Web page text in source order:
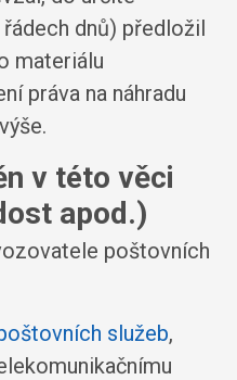
dnů) předložil
materiálu
práva na náhradu
v této věci
apod.)
poštovních
služeb,